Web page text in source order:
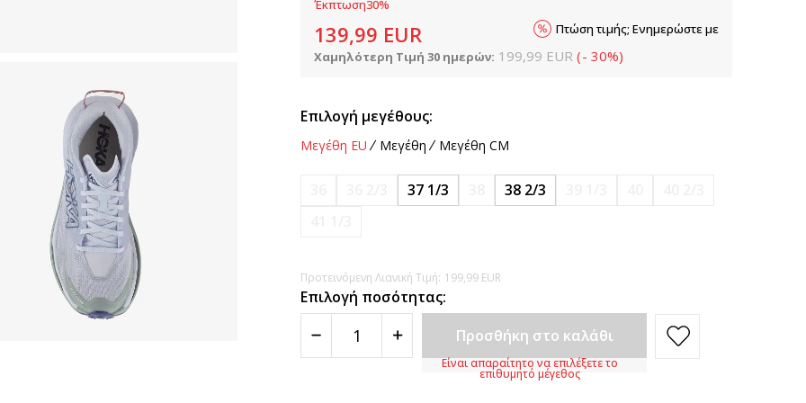
Έκπτωση30%
139,99 EUR
Χαμηλότερη Τιμή 30 ημερών: 199,99 EUR (- 30%)
Πτώση τιμής; Ενημερώστε με
Επιλογή μεγέθους:
Μεγέθη EU Μεγέθη Μεγέθη CM
37 1/3 38 2/3
Προτεινόμενη Λιανική Τιμή: 199,99 EUR
Επιλογή ποσότητας:
Προσθήκη στο καλάθι
Είναι απαραίτητο να επιλέξετε το
επιθυμητό μέγεθος